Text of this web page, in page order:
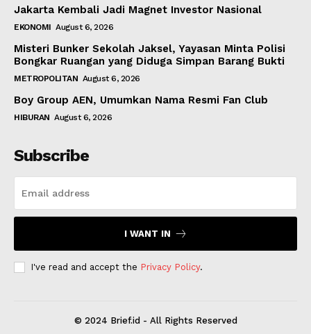
Jakarta Kembali Jadi Magnet Investor Nasional
EKONOMI August 6, 2026
Misteri Bunker Sekolah Jaksel, Yayasan Minta Polisi
Bongkar Ruangan yang Diduga Simpan Barang Bukti
METROPOLITAN August 6, 2026
Boy Group AEN, Umumkan Nama Resmi Fan Club
HIBURAN August 6, 2026
Subscribe
I WANT IN
I've read and accept the Privacy Policy.
© 2024 Brief.id - All Rights Reserved